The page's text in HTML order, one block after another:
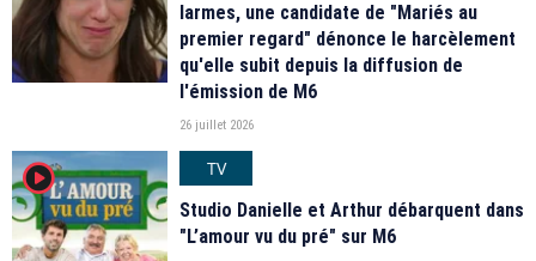
larmes, une candidate de "Mariés au
premier regard" dénonce le harcèlement
qu'elle subit depuis la diffusion de
l'émission de M6
26 juillet 2026
player2
TV
Studio Danielle et Arthur débarquent dans
"L’amour vu du pré" sur M6